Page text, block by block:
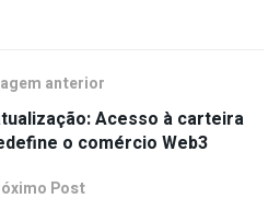
anterior
Acesso à carteira
o comércio Web3
Post